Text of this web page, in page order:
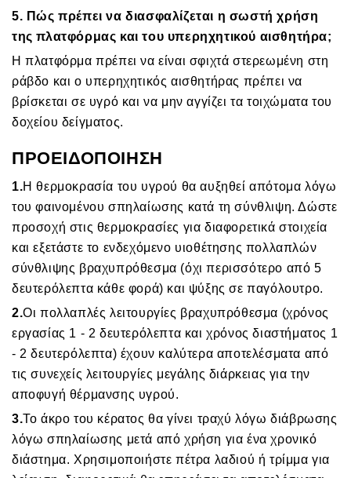
5. Πώς πρέπει να διασφαλίζεται η σωστή χρήση
της πλατφόρμας και του υπερηχητικού αισθητήρα;
Η πλατφόρμα πρέπει να είναι σφιχτά στερεωμένη στη
ράβδο και ο υπερηχητικός αισθητήρας πρέπει να
βρίσκεται σε υγρό και να μην αγγίζει τα τοιχώματα του
δοχείου δείγματος.
ΠΡΟΕΙΔΟΠΟΙΗΣΗ
1.Η θερμοκρασία του υγρού θα αυξηθεί απότομα λόγω
του φαινομένου σπηλαίωσης κατά τη σύνθλιψη. Δώστε
προσοχή στις θερμοκρασίες για διαφορετικά στοιχεία
και εξετάστε το ενδεχόμενο υιοθέτησης πολλαπλών
σύνθλιψης βραχυπρόθεσμα (όχι περισσότερο από 5
δευτερόλεπτα κάθε φορά) και ψύξης σε παγόλουτρο.
2.Οι πολλαπλές λειτουργίες βραχυπρόθεσμα (χρόνος
εργασίας 1 - 2 δευτερόλεπτα και χρόνος διαστήματος 1
- 2 δευτερόλεπτα) έχουν καλύτερα αποτελέσματα από
τις συνεχείς λειτουργίες μεγάλης διάρκειας για την
αποφυγή θέρμανσης υγρού.
3.Το άκρο του κέρατος θα γίνει τραχύ λόγω διάβρωσης
λόγω σπηλαίωσης μετά από χρήση για ένα χρονικό
διάστημα. Χρησιμοποιήστε πέτρα λαδιού ή τρίμμα για